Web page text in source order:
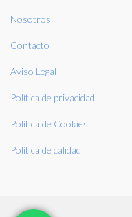
Nosotros
Contacto
Aviso Legal
Política de privacidad
Política de Cookies
Política de calidad